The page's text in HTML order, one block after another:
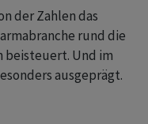
der Zahlen das
rund die
beisteuert. Und im
ausgeprägt.